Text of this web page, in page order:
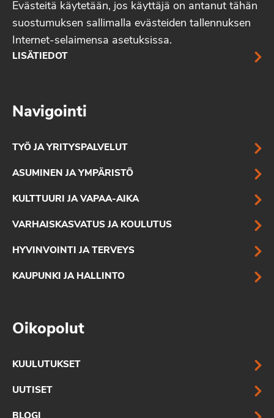
Evästeitä käytetään, jos käyttäjä on antanut tähän
suostumuksen sallimalla evästeiden tallennuksen
Internet-selaimensa asetuksissa.
LISÄTIEDOT
Navigointi
TYÖ JA YRITYSPALVELUT
ASUMINEN JA YMPÄRISTÖ
KULTTUURI JA VAPAA-AIKA
VARHAISKASVATUS JA KOULUTUS
HYVINVOINTI JA TERVEYS
KAUPUNKI JA HALLINTO
Oikopolut
KUULUTUKSET
UUTISET